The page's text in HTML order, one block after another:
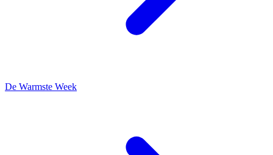
De Warmste Week